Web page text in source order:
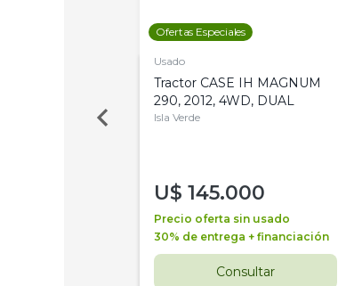
Ofertas Especiales
Usado
Tractor CASE IH MAGNUM
290, 2012, 4WD, DUAL
Isla Verde
U$ 145.000
Precio oferta sin usado
30% de entrega + financiación
Consultar